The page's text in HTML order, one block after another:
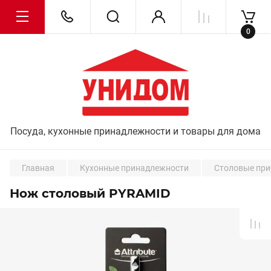
Посуда, кухонные принадлежности и товары для дома
0
Главная Кухонные принадлежности Столовые
Нож столовый PYRAMID